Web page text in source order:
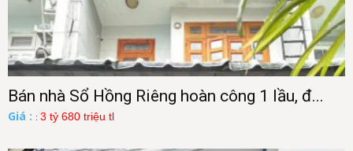
Bán nhà Sổ Hồng Riêng hoàn công 1 lầu, đ...
Giá : : 3 tỷ 680 triệu tl